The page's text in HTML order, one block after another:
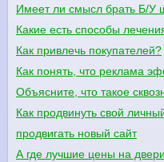
Имеет ли смысл брать Б/У
Какие есть способы
Как привлечь покупателей?
Как понять, что реклама
Объясните, что такое
Как продвинуть свой
продвигать новый сайт
А где лучшие цены на